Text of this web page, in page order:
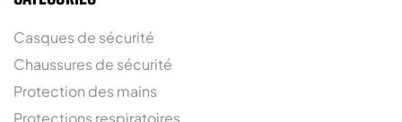
Casques de sécurité
Chaussures de sécurité
Protection des mains